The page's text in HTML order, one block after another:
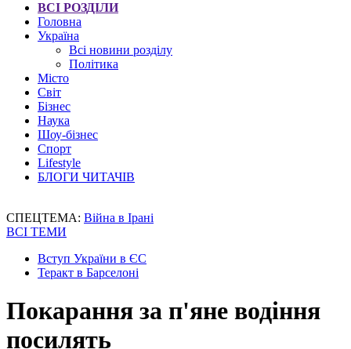
ВСІ РОЗДІЛИ
Головна
Україна
Всі новини розділу
Політика
Місто
Світ
Бізнес
Наука
Шоу-бізнес
Спорт
Lifestyle
БЛОГИ ЧИТАЧІВ
СПЕЦТЕМА: Війна в Ірані
ВСІ ТЕМИ
Вступ України в ЄС
Теракт в Барселоні
Покарання за п'яне водіння
посилять